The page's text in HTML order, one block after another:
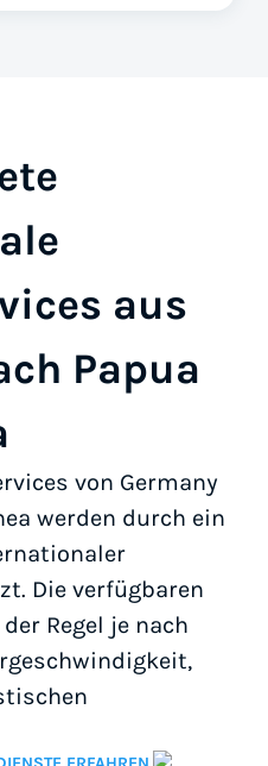
aus
Papua
von Germany
werden durch ein
Die verfügbaren
Regel je nach